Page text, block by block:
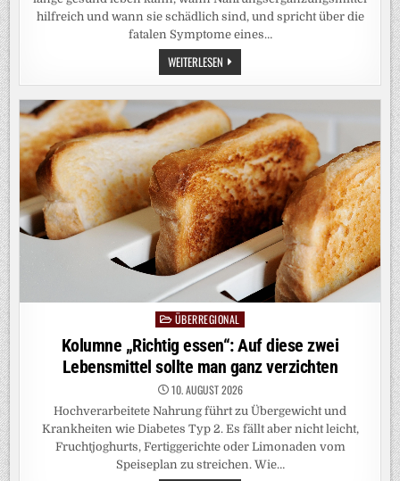
hilfreich und wann sie schädlich sind, und spricht über die
fatalen Symptome eines…
WEITERLESEN GESUNDE
ERNÄHRUNG:
„MIT
DER
RICHTIGEN
ERNÄHRUNG
KANN
MAN
MEHRERE
LEBENSJAHRE
RAUSSCHLAGEN“
Posted
in
ÜBERREGIONAL
Kolumne „Richtig essen“: Auf diese zwei
Lebensmittel sollte man ganz verzichten
10. AUGUST 2026
Hochverarbeitete Nahrung führt zu Übergewicht und
Krankheiten wie Diabetes Typ 2. Es fällt aber nicht leicht,
Fruchtjoghurts, Fertiggerichte oder Limonaden vom
Speiseplan zu streichen. Wie…